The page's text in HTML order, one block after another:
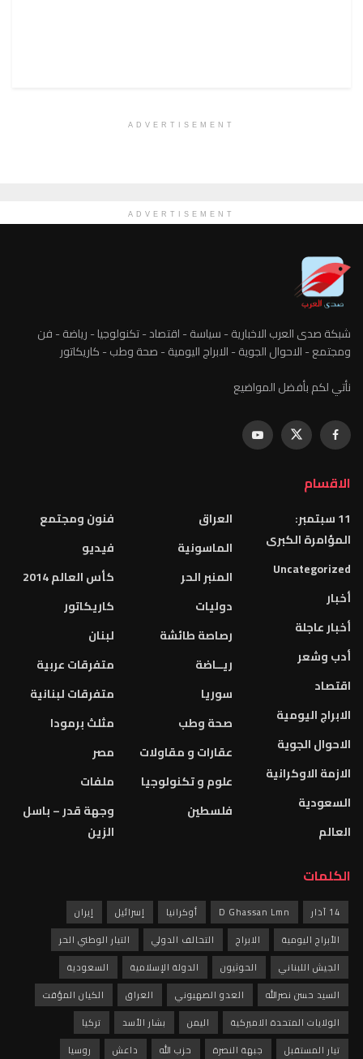
ADVERTISEMENT
ADVERTISEMENT
شبكة صدى العرب الاخبارية - سياسة - اقتصاد - تكنولوجيا - رياضة - فن
ومجتمع - الاحوال الجوية - الابراج اليومية - صحة وطب - كاريكاتور
نأتي لكم بأفضل المواضيع
الاقسام
11 سبتمبر:
المؤامرة الكبرى
Uncategorized
أخبار
أخبار عاجلة
أدب وشعر
اقتصاد
الابراج اليومية
الاحوال الجوية
الازمة الاوكرانية
السعودية
العالم
العراق
الماسونية
المنبر الحر
دوليات
رصاصة طائشة
ريــاضة
سوريا
صحة وطب
عقارات و مقاولات
علوم و تكنولوجيا
فلسطين
فنون ومجتمع
فيديو
كأس العالم 2014
كاريكاتور
لبنان
متفرقات عربية
متفرقات لبنانية
مثلث برمودا
مصر
ملفات
وجهة قدر – باسل
الزين
الكلمات
14 آذار D Ghassan Lmn أوكرانيا إسرائيل
إيران
الأبراج اليومية
الابراج التحالف الدولي
التيار الوطني الحر
الجيش اللبناني
الحوثيون الدولة الإسلامية
السعودية
السيد حسن نصرالله
العدو الصهيوني العراق
الكيان المؤقت
الولايات المتحدة الاميركية
اليمن بشار الأسد
تركيا
تيار المستقبل
جبهة النصرة حزب الله داعش روسيا